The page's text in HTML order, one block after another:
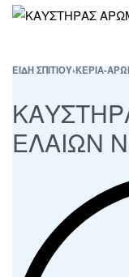
ΕΙΔΗ ΣΠΙΤΙΟΥ›ΚΕΡΙΑ-
ΕΛΑΙΩΝ